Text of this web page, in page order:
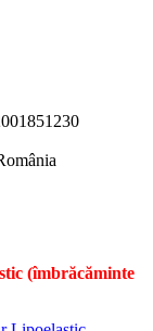
(îmbrăcăminte